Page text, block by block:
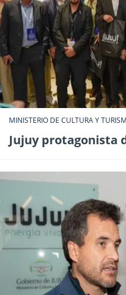
MINISTERIO DE CULTURA Y
Jujuy protagonista